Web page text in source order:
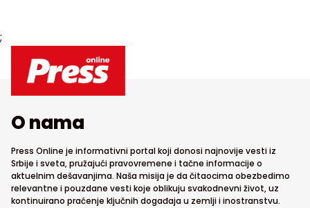
;
O nama
Press Online je informativni portal koji donosi najnovije vesti iz
Srbije i sveta, pružajući pravovremene i tačne informacije o
aktuelnim dešavanjima. Naša misija je da čitaocima obezbedimo
relevantne i pouzdane vesti koje oblikuju svakodnevni život, uz
kontinuirano praćenje ključnih događaja u zemlji i inostranstvu.